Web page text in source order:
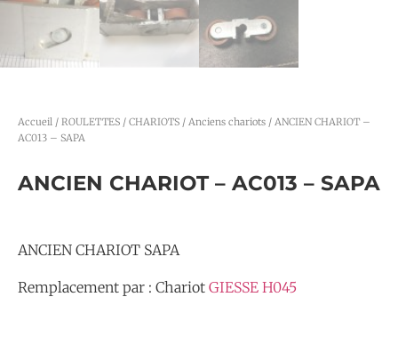
Accueil / ROULETTES / CHARIOTS / Anciens chariots / ANCIEN CHARIOT –
AC013 – SAPA
ANCIEN CHARIOT – AC013 – SAPA
ANCIEN CHARIOT SAPA
Remplacement par : Chariot GIESSE H045